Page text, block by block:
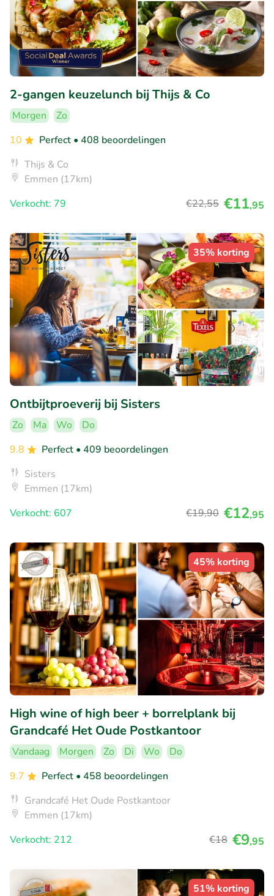
2-gangen keuzelunch bij Thijs & Co
Morgen
Zo
10
Perfect • 408 beoordelingen
Thijs & Co
Emmen (17km)
Verkocht: 79
€22,55 €11,95
35% korting
Ontbijtproeverij bij Sisters
Zo Ma Wo
Do
9.8
Perfect • 409 beoordelingen
Sisters
Emmen (17km)
Verkocht: 607
€19,90 €12,95
45% korting
High wine of high beer + borrelplank bij
Grandcafé Het Oude Postkantoor
Vandaag Morgen Zo Di Wo
Do
9.7
Perfect • 458 beoordelingen
Grandcafé Het Oude Postkantoor
Emmen (17km)
Verkocht: 212
€18 €9,95
51% korting